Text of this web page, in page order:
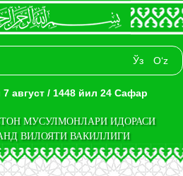
Ўз O‘z
7 август / 1448 йил 24 Сафар
МУСУЛМОНЛАРИ ИДОРАСИ
ВИЛОЯТИ ВАКИЛЛИГИ